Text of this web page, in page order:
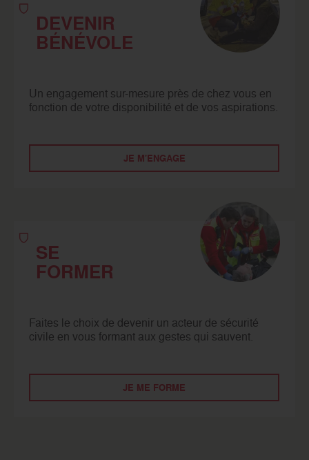
DEVENIR
BÉNÉVOLE
Un engagement sur-mesure près de chez vous en
fonction de votre disponibilité et de vos aspirations.
JE M'ENGAGE
SE
FORMER
Faites le choix de devenir un acteur de sécurité
civile en vous formant aux gestes qui sauvent.
JE ME FORME